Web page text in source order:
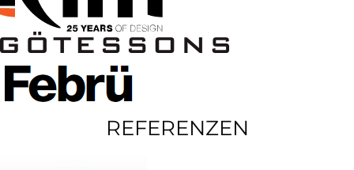
REFERENZEN